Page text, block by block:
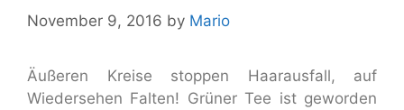
November 9, 2016 by Mario
Äußeren Kreise stoppen Haarausfall, auf
Wiedersehen Falten! Grüner Tee ist geworden